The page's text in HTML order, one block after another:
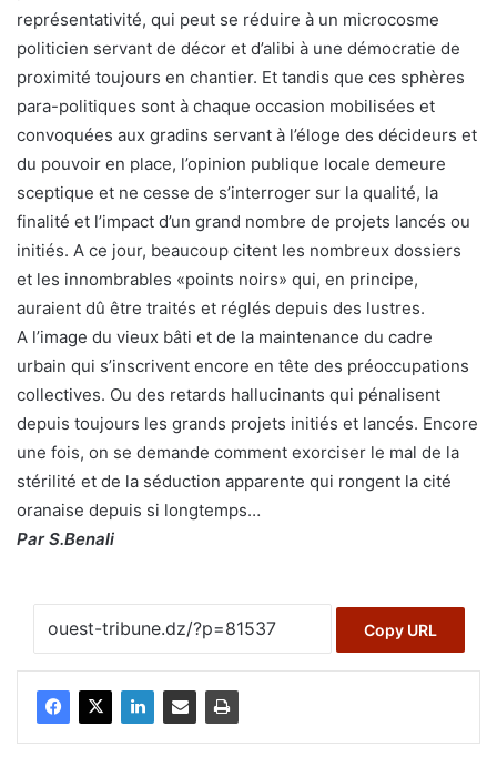
représentativité, qui peut se réduire à un microcosme
politicien servant de décor et d’alibi à une démocratie de
proximité toujours en chantier. Et tandis que ces sphères
para-politiques sont à chaque occasion mobilisées et
convoquées aux gradins servant à l’éloge des décideurs et
du pouvoir en place, l’opinion publique locale demeure
sceptique et ne cesse de s’interroger sur la qualité, la
finalité et l’impact d’un grand nombre de projets lancés ou
initiés. A ce jour, beaucoup citent les nombreux dossiers
et les innombrables «points noirs» qui, en principe,
auraient dû être traités et réglés depuis des lustres.
A l’image du vieux bâti et de la maintenance du cadre
urbain qui s’inscrivent encore en tête des préoccupations
collectives. Ou des retards hallucinants qui pénalisent
depuis toujours les grands projets initiés et lancés. Encore
une fois, on se demande comment exorciser le mal de la
stérilité et de la séduction apparente qui rongent la cité
oranaise depuis si longtemps…
Par S.Benali
Copy URL